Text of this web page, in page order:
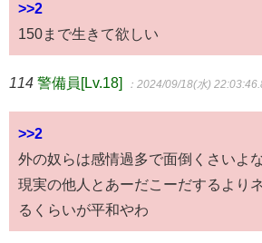
>>2
150まで生きて欲しい
114 警備員[Lv.18] ：2024/09/18(水)
>>2
外の奴らは感情過多で面倒くさいよ
現実の他人とあーだこーだするより
るくらいが平和やわ